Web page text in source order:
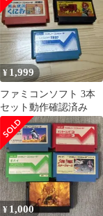
¥ 1,999
ファミコンソフト 3本
セット動作確認済み
¥ 1,000